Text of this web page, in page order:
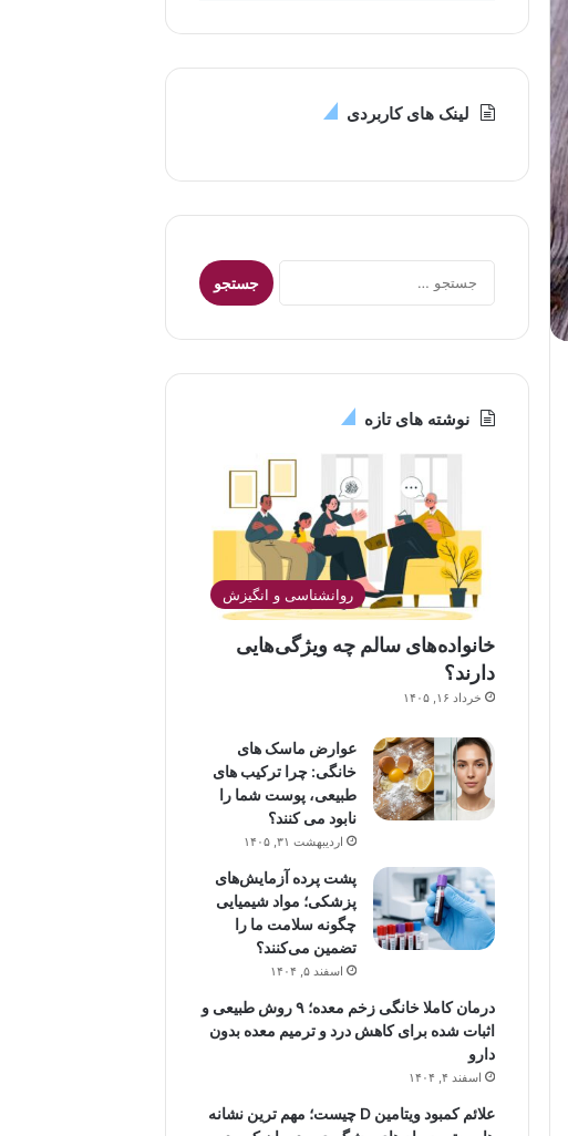
لینک های کاربردی
جستجو
برای:
نوشته های تازه
روانشناسی و انگیزش
خانواده‌های سالم چه ویژگی‌هایی
دارند؟
خرداد ۱۶, ۱۴۰۵
عوارض ماسک های
خانگی: چرا ترکیب های
طبیعی، پوست شما را
نابود می کنند؟
اردیبهشت ۳۱, ۱۴۰۵
پشت پرده آزمایش‌های
پزشکی؛ مواد شیمیایی
چگونه سلامت ما را
تضمین می‌کنند؟
اسفند ۵, ۱۴۰۴
درمان کاملا خانگی زخم معده؛ ۹ روش طبیعی و
اثبات شده برای کاهش درد و ترمیم معده بدون
دارو
اسفند ۴, ۱۴۰۴
علائم کمبود ویتامین D چیست؛ مهم ترین نشانه